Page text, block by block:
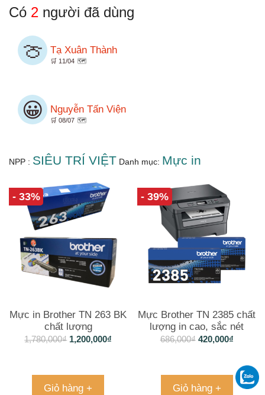
Có 2 người đã dùng
🍈 Tạ Xuân Thành
🛒 11/04 🗺️
😀 Nguyễn Tấn Viện
🛒 08/07 🗺️
NPP : SIÊU TRÍ VIỆT Danh mục: Mực in
- 33%
Mực in Brother TN 263 BK
chất lượng
1,780,000₫ 1,200,000₫
Giỏ hàng +
- 39%
Mực Brother TN 2385 chất
lượng in cao, sắc nét
686,000₫ 420,000₫
Giỏ hàng +